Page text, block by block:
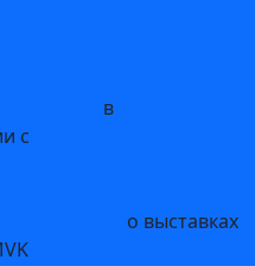
в
с
о выставках